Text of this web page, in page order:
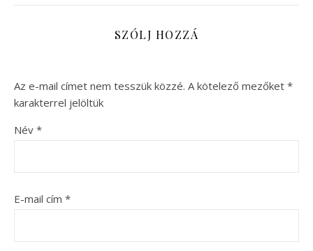
SZÓLJ HOZZÁ
Az e-mail címet nem tesszük közzé. A kötelező mezőket *
karakterrel jelöltük
Név *
E-mail cím *